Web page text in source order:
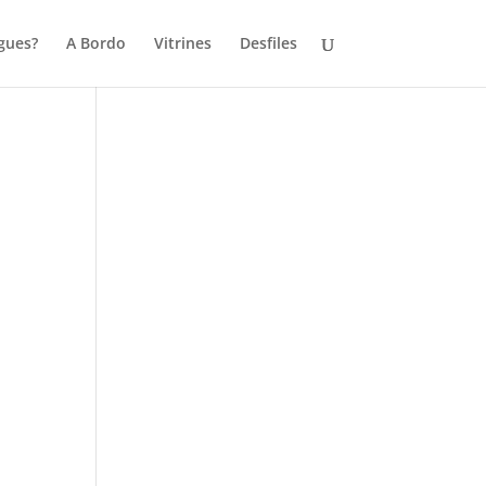
A Bordo Vitrines Desfiles